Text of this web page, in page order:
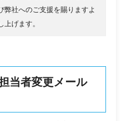
弊社へのご支援を賜りますよ
げます。
当者変更メール